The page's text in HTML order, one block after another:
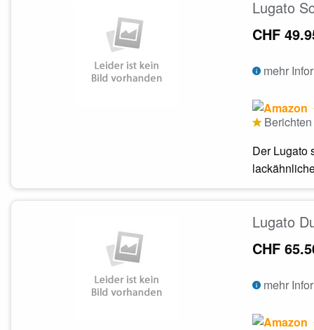
Lugato
CHF
mehr
Berichten
Der Lugato
Lugato
CHF
mehr